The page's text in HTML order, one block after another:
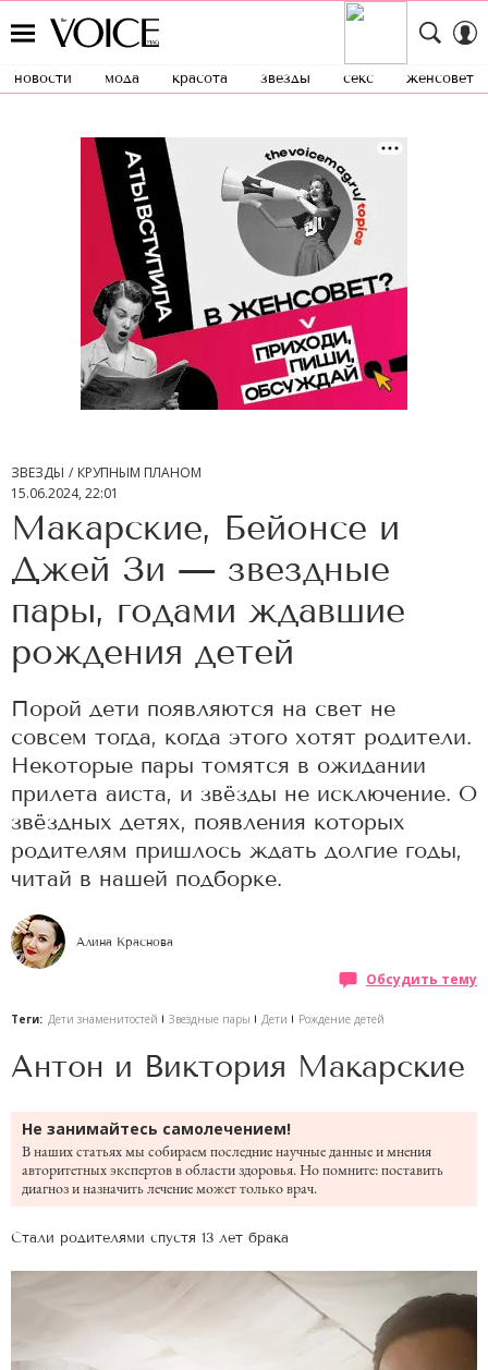
новости мода красота звезды секс женсовет
ЗВЕЗДЫ
КРУПНЫМ ПЛАНОМ
15.06.2024, 22:01
Макарские, Бейонсе и
Джей Зи — звездные
пары, годами ждавшие
рождения детей
Порой дети появляются на свет не
совсем тогда, когда этого хотят родители.
Некоторые пары томятся в ожидании
прилета аиста, и звёзды не исключение. О
звёздных детях, появления которых
родителям пришлось ждать долгие годы,
читай в нашей подборке.
Алина Краснова
Обсудить тему
Теги: Дети знаменитостей Звездные пары Дети Рождение детей
Антон и Виктория Макарские
Не занимайтесь самолечением!
В наших статьях мы собираем последние научные данные и мнения
авторитетных экспертов в области здоровья. Но помните: поставить
диагноз и назначить лечение может только врач.
Стали родителями спустя 13 лет брака